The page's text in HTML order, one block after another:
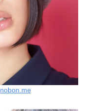
nobon.me